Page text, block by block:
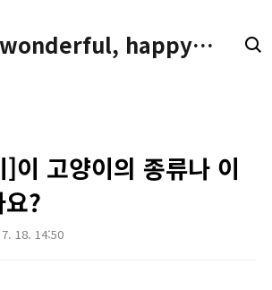
Life is wonderful, happy. LIFE LOGGER
이 고양이의 종류나 이
?
18. 14:50